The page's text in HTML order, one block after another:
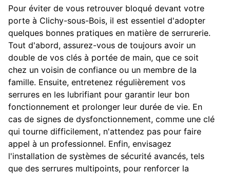
Pour éviter de vous retrouver bloqué devant votre
porte à Clichy-sous-Bois, il est essentiel d'adopter
quelques bonnes pratiques en matière de serrurerie.
Tout d'abord, assurez-vous de toujours avoir un
double de vos clés à portée de main, que ce soit
chez un voisin de confiance ou un membre de la
famille. Ensuite, entretenez régulièrement vos
serrures en les lubrifiant pour garantir leur bon
fonctionnement et prolonger leur durée de vie. En
cas de signes de dysfonctionnement, comme une clé
qui tourne difficilement, n'attendez pas pour faire
appel à un professionnel. Enfin, envisagez
l'installation de systèmes de sécurité avancés, tels
que des serrures multipoints, pour renforcer la